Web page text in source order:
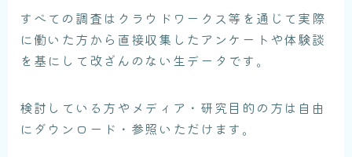
すべての調査はクラウドワークス等を通じて実際
に働いた方から直接収集したアンケートや体験談
を基にして改ざんのない生データです。
検討している方やメディア・研究目的の方は自由
にダウンロード・参照いただけます。